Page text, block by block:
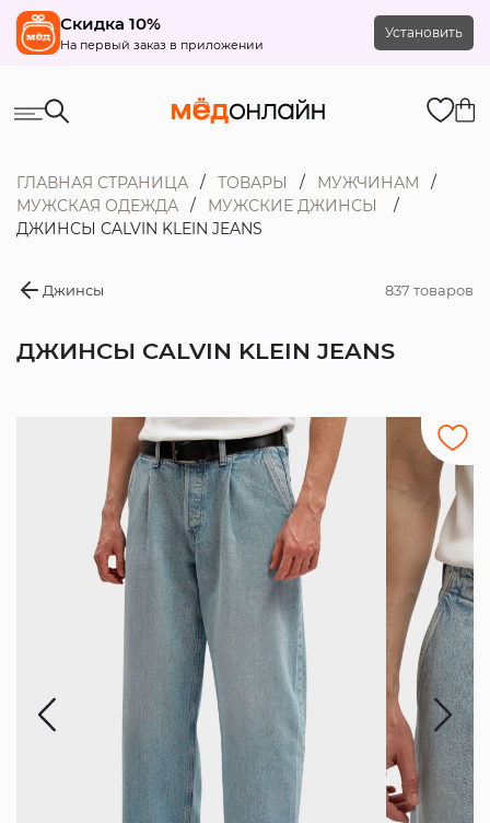
Скидка 10%
На первый заказ в приложении
Установить
ГЛАВНАЯ СТРАНИЦА ТОВАРЫ
МУЖЧИНАМ
МУЖСКАЯ ОДЕЖДА
МУЖСКИЕ ДЖИНСЫ
ДЖИНСЫ CALVIN KLEIN JEANS
Джинсы 837 товаров
ДЖИНСЫ CALVIN KLEIN JEANS